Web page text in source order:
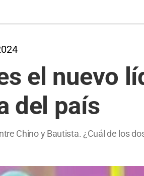
el nuevo
del país
Chino y Bautista. ¿Cuál de los